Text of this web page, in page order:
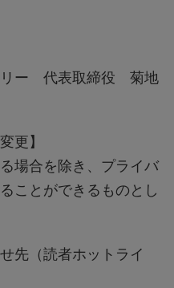
リー 代表取締役 菊地
更】
場合を除き、プライバ
ことができるものとし
先（読者ホットライ